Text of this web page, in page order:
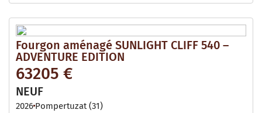
Fourgon aménagé SUNLIGHT CLIFF 540 –
ADVENTURE EDITION
63205 €
NEUF
2026 Pompertuzat (31)